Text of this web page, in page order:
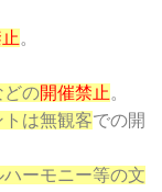
。
どの開催禁止 。
は無観客での開
ーモニー等の文